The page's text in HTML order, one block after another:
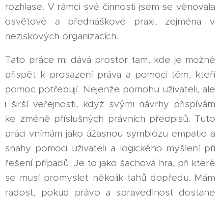
rozhlase. V rámci své činnosti jsem se věnovala
osvětové a přednáškové praxi, zejména v
neziskových organizacích.
Tato práce mi dává prostor tam, kde je možné
přispět k prosazení práva a pomoci těm, kteří
pomoc potřebují. Nejenže pomohu uživateli, ale
i širší veřejnosti, když svými návrhy přispívám
ke změně příslušných právních předpisů. Tuto
práci vnímám jako úžasnou symbiózu empatie a
snahy pomoci uživateli a logického myšlení při
řešení případů. Je to jako šachová hra, při které
se musí promyslet několik tahů dopředu. Mám
radost, pokud právo a spravedlnost dostane